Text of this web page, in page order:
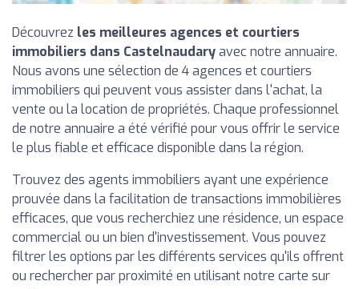
Découvrez les meilleures agences et courtiers
immobiliers dans Castelnaudaryavec notre annuaire.
Nous avons une sélection de 4 agences et courtiers
immobiliers qui peuvent vous assister dans l'achat, la
vente ou la location de propriétés. Chaque professionnel
de notre annuaire a été vérifié pour vous offrir le service
le plus fiable et efficace disponible dans la région.
Trouvez des agents immobiliers ayant une expérience
prouvée dans la facilitation de transactions immobilières
efficaces, que vous recherchiez une résidence, un espace
commercial ou un bien d'investissement. Vous pouvez
filtrer les options par les différents services qu'ils offrent
ou rechercher par proximité en utilisant notre carte sur